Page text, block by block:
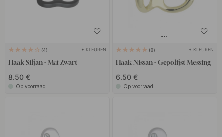
4 + KLEUREN
Haak Siljan - Mat Zwart
8.50 €
Op voorraad
8 + KLEUREN
Haak Nissan - Gepolijst Messing
6.50 €
Op voorraad